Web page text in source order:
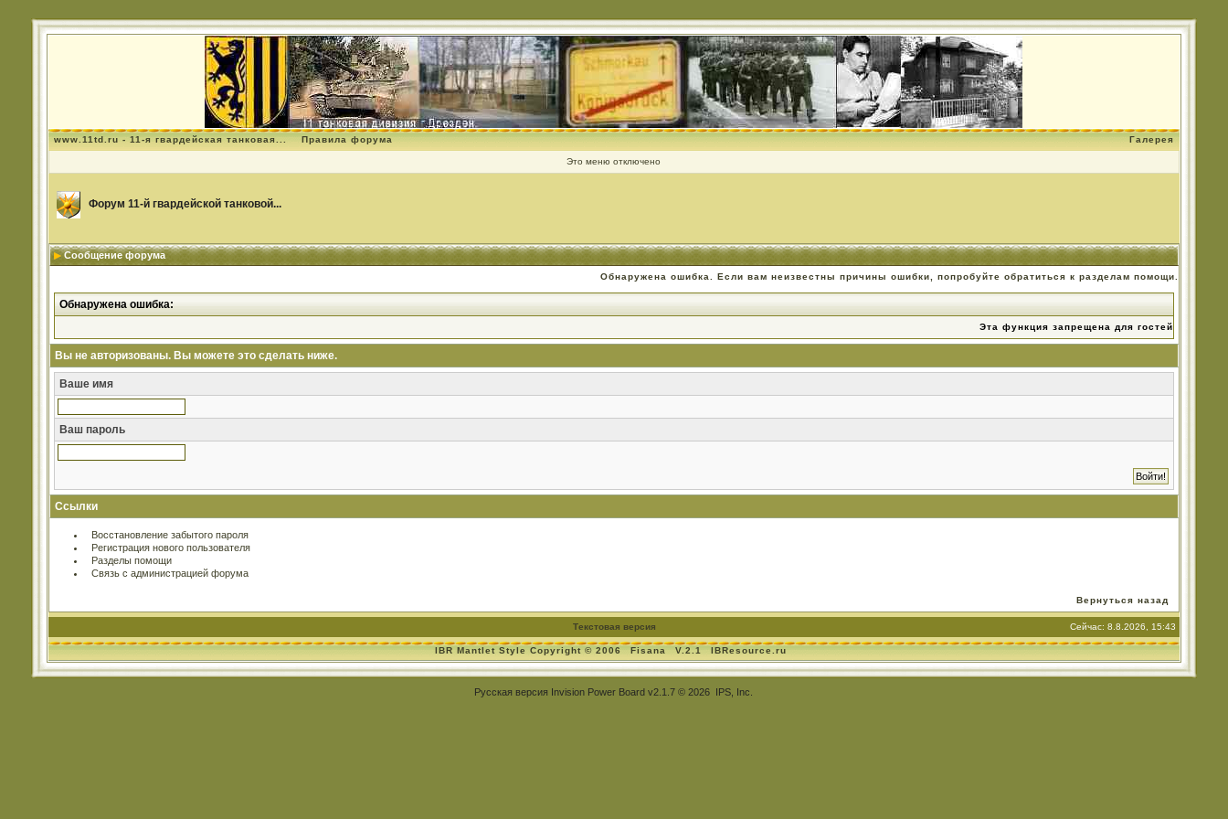
www.11td.ru - 11-я гвардейская танковая... Правила форума Галерея
Это меню отключено
Форум 11-й гвардейской танковой...
Сообщение форума
Обнаружена ошибка. Если вам неизвестны причины ошибки, попробуйте обратиться к разделам помощи.
Обнаружена ошибка:
Эта функция запрещена для гостей
Вы не авторизованы. Вы можете это сделать ниже.
Ваше имя
Ваш пароль
Ссылки
Восстановление забытого пароля
Регистрация нового пользователя
Разделы помощи
Связь с администрацией форума
Вернуться назад
Текстовая версия Сейчас: 8.8.2026, 15:43
IBR Mantlet Style Copyright © 2006 Fisana V.2.1 IBResource.ru
Русская версия Invision Power Board v2.1.7 © 2026 IPS, Inc.